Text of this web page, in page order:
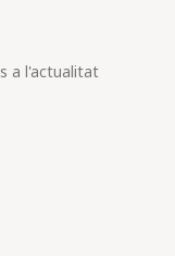
a l'actualitat